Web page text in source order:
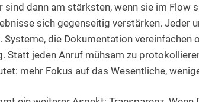
sind dann am stärksten, wenn sie im Flow
sich gegenseitig verstärken. Jeder
Systeme, die Dokumentation
Statt jeden Anruf mühsam zu
mehr Fokus auf das Wesentliche,